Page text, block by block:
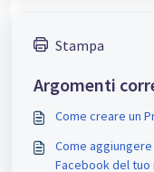
Stampa
Argomenti
Come creare un
Come
Facebook del